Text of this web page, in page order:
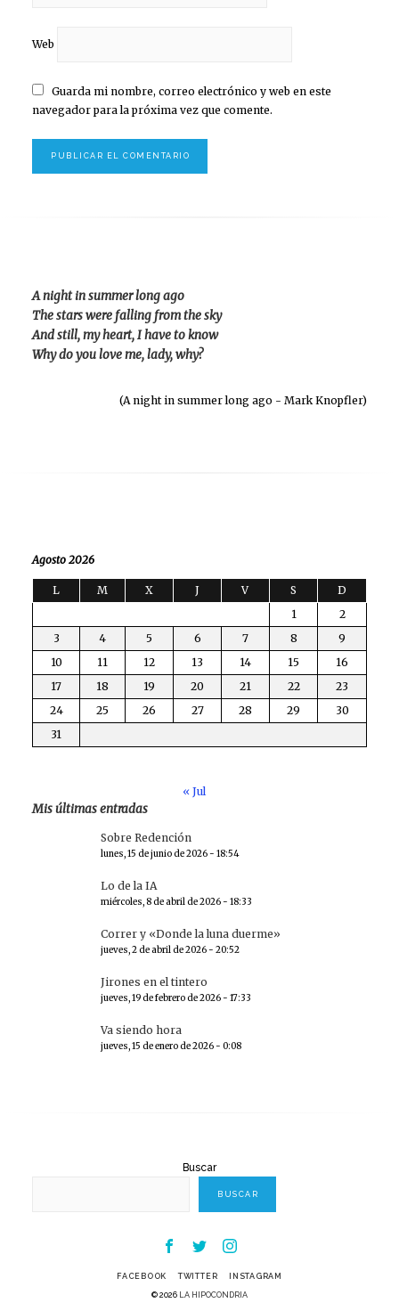
Web
Guarda mi nombre, correo electrónico y web en este
navegador para la próxima vez que comente.
A night in summer long ago
The stars were falling from the sky
And still, my heart, I have to know
Why do you love me, lady, why?
(A night in summer long ago - Mark Knopfler)
Agosto 2026
L M X J V S
D
1
2
3
4 5 6 7 8
9
10
11 12 13 14 15
16
17
18 19 20 21 22
23
24
25 26 27 28 29
30
31
« Jul
Mis últimas entradas
Sobre Redención
lunes, 15 de junio de 2026 - 18:54
Lo de la IA
miércoles, 8 de abril de 2026 - 18:33
Correr y «Donde la luna duerme»
jueves, 2 de abril de 2026 - 20:52
Jirones en el tintero
jueves, 19 de febrero de 2026 - 17:33
Va siendo hora
jueves, 15 de enero de 2026 - 0:08
Buscar
BUSCAR
FacebookTwitter Instagram
FACEBOOK TWITTER INSTAGRAM
© 2026 LA HIPOCONDRIA